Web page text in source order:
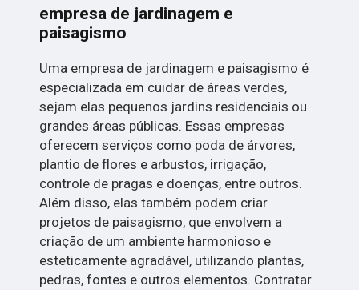
empresa de jardinagem e
paisagismo
Uma empresa de jardinagem e paisagismo é
especializada em cuidar de áreas verdes,
sejam elas pequenos jardins residenciais ou
grandes áreas públicas. Essas empresas
oferecem serviços como poda de árvores,
plantio de flores e arbustos, irrigação,
controle de pragas e doenças, entre outros.
Além disso, elas também podem criar
projetos de paisagismo, que envolvem a
criação de um ambiente harmonioso e
esteticamente agradável, utilizando plantas,
pedras, fontes e outros elementos. Contratar